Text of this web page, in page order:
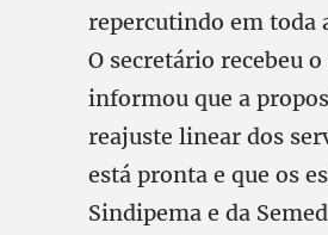
repercutindo em toda
O secretário recebeu o
informou que a
reajuste linear dos
está pronta e que os
Sindipema e da